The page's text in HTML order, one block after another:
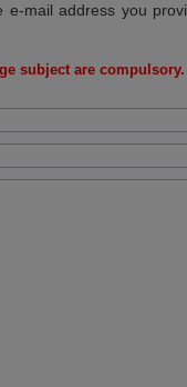
e-mail address you
subject are compulsory.